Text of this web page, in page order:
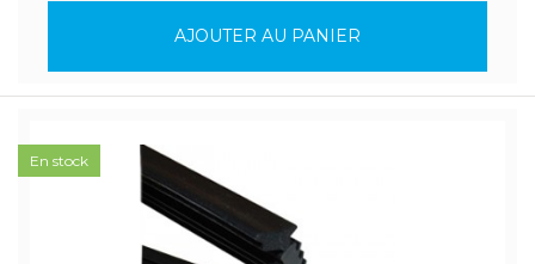
AJOUTER AU PANIER
En stock